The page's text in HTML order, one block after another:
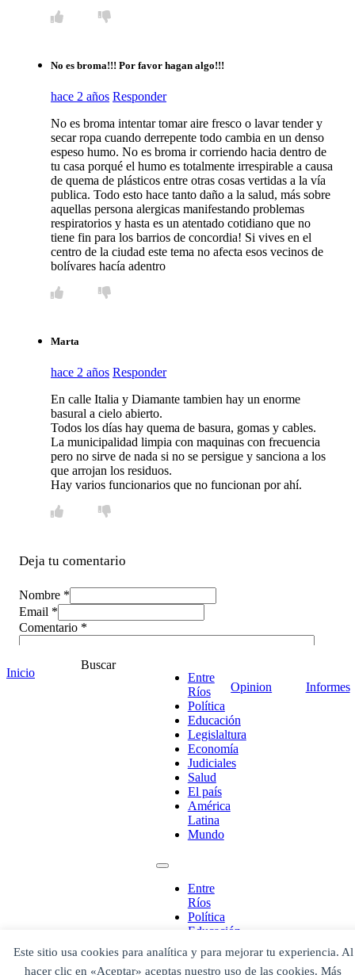
Este sitio usa cookies para analítica y para mejorar tu experiencia. Al
hacer clic en «Aceptar» aceptas nuestro uso de las cookies. Más
No es broma!!! Por favor hagan algo!!!
hace 2 años Responder
No es broma intentar tomar aire fresco o lavar tender y
secar ropa cuando derrepente todo cambia en un denso
espeso humo. No es broma ir corriendo hacia dentro de
tu casa porqué el humo es totalmente irrespirable a causa
de quema de plásticos entre otras cosas vertidas a la vía
publica. Todo esto hace tanto daño a la salud, más sobre
aquellas persona alergicas manifestando problemas
respiratorios y hasta es un atentado cotidiano que no
tiene fin para los barrios de concordia! Si vives en el
centro de la ciudad este tema no afecta esos vecinos de
bolívares hacía adentro
Marta
hace 2 años Responder
En calle Italia y Diamante tambien hay un enorme
basural a cielo abierto.
Todos los días hay quema de basura, gomas y cables.
La municipalidad limpia con maquinas con frecuencia
pero no sirve de nada si no se persigue y sanciona a los
que arrojan los residuos.
Hay varios funcionarios que no funcionan por ahí.
Deja tu comentario
Nombre *
Email *
Comentario *
Inicio
Buscar
Entre
Ríos
Política
Educación
Legislaltura
Economía
Judiciales
Salud
El país
América
Latina
Mundo
Entre
Ríos
Política
Educación
Legislaltura
Economía
Opinion Informes
¡Ponete en contacto!
Escribe aquí abajo lo que desees buscar
Buscar
Buscar